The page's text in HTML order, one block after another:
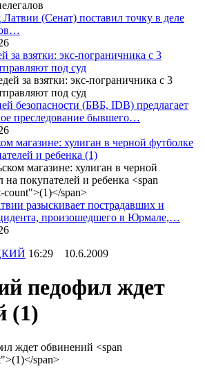
(Сенат) поставил точку в деле
за взятки: экс-пограничника с 3
под суд
безопасности (БВБ, IDB) предлагает
преследование бывшего…
магазине: хулиган в черной футболке
и ребенка (1)
разыскивает пострадавших и
произошедшего в Юрмале,…
16:29 10.6.2009
педофил ждет
(1)